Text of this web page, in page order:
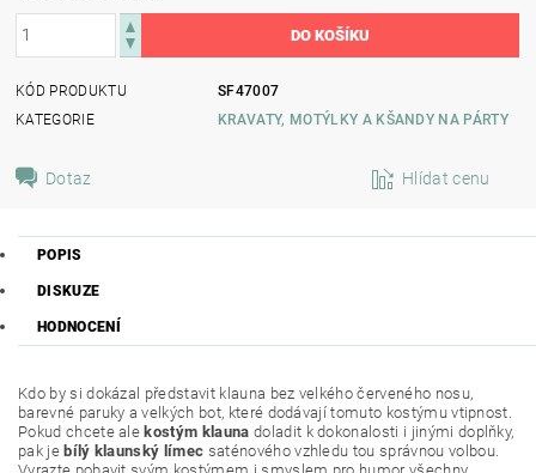
KÓD PRODUKTU
SF47007
KATEGORIE
KRAVATY, MOTÝLKY A KŠANDY NA PÁRTY
Dotaz Hlídat cenu
POPIS
DISKUZE
HODNOCENÍ
Kdo by si dokázal představit klauna bez velkého červeného nosu,
barevné paruky a velkých bot, které dodávají tomuto kostýmu vtipnost.
Pokud chcete ale kostým klauna doladit k dokonalosti i jinými doplňky,
pak je bílý klaunský límec saténového vzhledu tou správnou volbou.